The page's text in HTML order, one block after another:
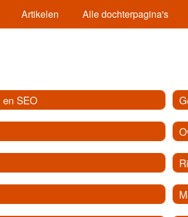
Artikelen Alle dochterpagina's
SEO